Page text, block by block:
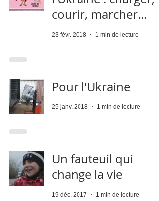
courir, marcher...
23 févr. 2018 1 min de lecture
Pour l'Ukraine
25 janv. 2018 1 min de lecture
Un fauteuil qui
change la vie
19 déc. 2017 1 min de lecture